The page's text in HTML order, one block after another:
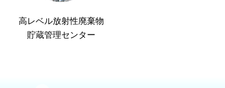
高レベル放射性廃棄物
貯蔵管理センター